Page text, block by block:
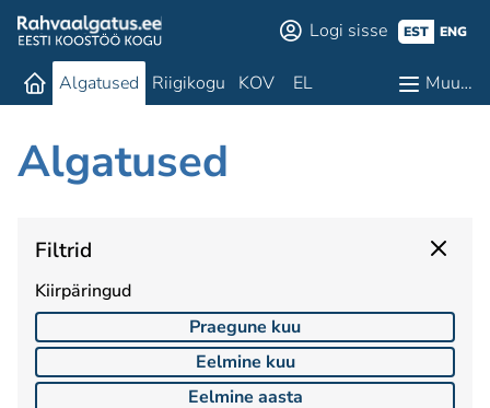
Logi sisse EST ENG
Algatused Riigikogu KOV EL Muu…
Algatused
Filtrid
Kiirpäringud
Praegune kuu
Eelmine kuu
Eelmine aasta